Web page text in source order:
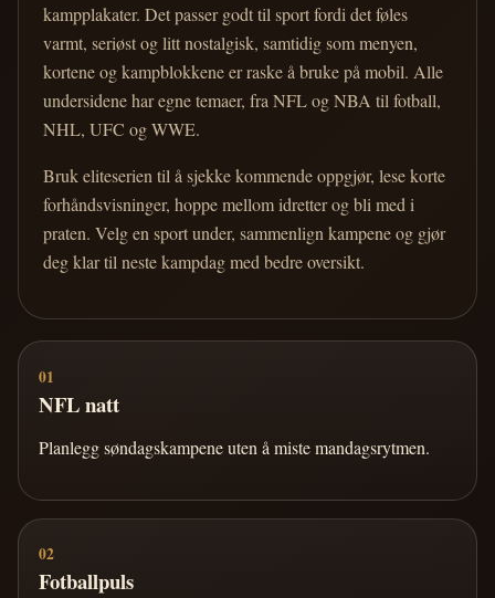
kampplakater. Det passer godt til sport fordi det føles
varmt, seriøst og litt nostalgisk, samtidig som menyen,
kortene og kampblokkene er raske å bruke på mobil. Alle
undersidene har egne temaer, fra NFL og NBA til fotball,
NHL, UFC og WWE.
Bruk eliteserien til å sjekke kommende oppgjør, lese korte
forhåndsvisninger, hoppe mellom idretter og bli med i
praten. Velg en sport under, sammenlign kampene og gjør
deg klar til neste kampdag med bedre oversikt.
01
NFL natt
Planlegg søndagskampene uten å miste mandagsrytmen.
02
Fotballpuls